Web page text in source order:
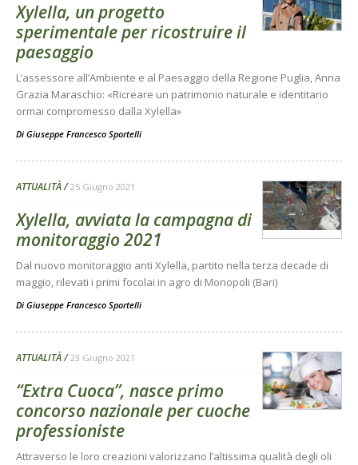
Xylella, un progetto
sperimentale per ricostruire il
paesaggio
L’assessore all’Ambiente e al Paesaggio della Regione Puglia, Anna
Grazia Maraschio: «Ricreare un patrimonio naturale e identitario
ormai compromesso dalla Xylella»
Di Giuseppe Francesco Sportelli
ATTUALITÀ 25 Giugno 2021
Xylella, avviata la campagna di
monitoraggio 2021
Dal nuovo monitoraggio anti Xylella, partito nella terza decade di
maggio, rilevati i primi focolai in agro di Monopoli (Bari)
Di Giuseppe Francesco Sportelli
ATTUALITÀ 23 Giugno 2021
“Extra Cuoca”, nasce primo
concorso nazionale per cuoche
professioniste
Attraverso le loro creazioni valorizzano l’altissima qualità degli oli